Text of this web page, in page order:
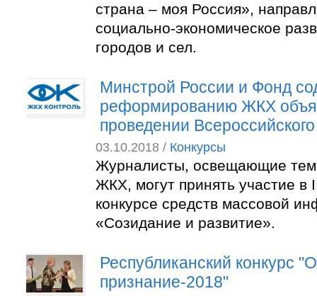
страна – моя Россия»,
социально-экономическое
городов и сел.
Минстрой России и Фонд
реформированию ЖКХ
проведении
03.10.2018 / Конкурсы
Журналисты, освещающие
ЖКХ, могут принять участие в
конкурсе средств массовой
«Созидание и развитие».
Республиканский конкурс
признание-2018"